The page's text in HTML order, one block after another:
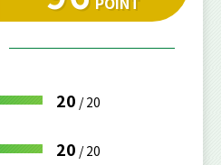
20 /20
20 /20